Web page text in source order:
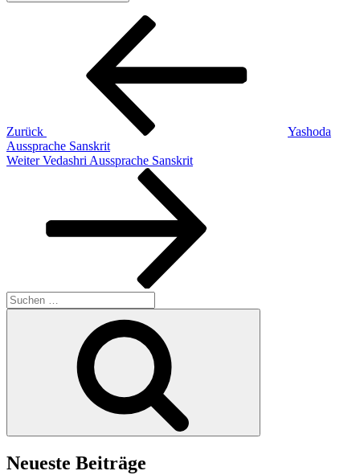
Beitragsnavigation
Zurück
Yashoda
Aussprache Sanskrit
Nächster
Weiter Vedashri Aussprache Sanskrit
Suchen
nach:
Neueste Beiträge